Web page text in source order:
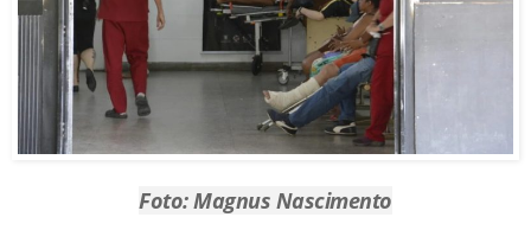
Foto: Magnus Nascimento